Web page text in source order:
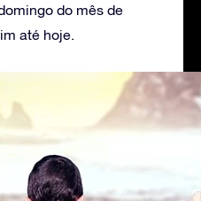
do mês de
até hoje.